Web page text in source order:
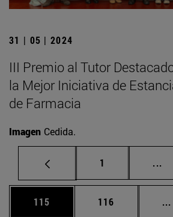
31 | 05 | 2024
III Premio al Tutor
la Mejor Iniciativa de
de Farmacia
Imagen Cedida.
Página
1 ...
Página
115 Página
116 ...